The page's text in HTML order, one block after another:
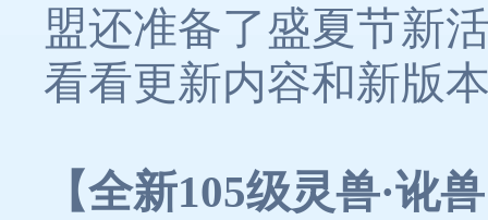
盟还准备了盛夏节新
看看更新内容和新版
【全新105级灵兽·讹